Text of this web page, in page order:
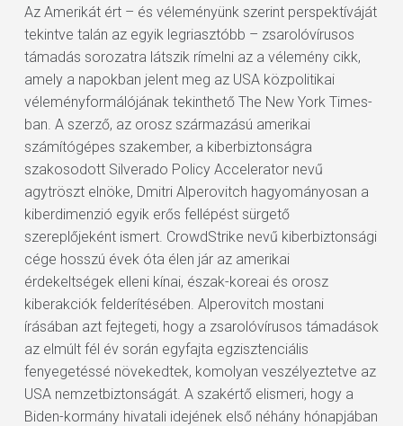
Az Amerikát ért – és véleményünk szerint perspektíváját
tekintve talán az egyik legriasztóbb – zsarolóvírusos
támadás sorozatra látszik rímelni az a vélemény cikk,
amely a napokban jelent meg az USA közpolitikai
véleményformálójának tekinthető The New York Times-
ban. A szerző, az orosz származású amerikai
számítógépes szakember, a kiberbiztonságra
szakosodott Silverado Policy Accelerator nevű
agytröszt elnöke, Dmitri Alperovitch hagyományosan a
kiberdimenzió egyik erős fellépést sürgető
szereplőjeként ismert. CrowdStrike nevű kiberbiztonsági
cége hosszú évek óta élen jár az amerikai
érdekeltségek elleni kínai, észak-koreai és orosz
kiberakciók felderítésében. Alperovitch mostani
írásában azt fejtegeti, hogy a zsarolóvírusos támadások
az elmúlt fél év során egyfajta egzisztenciális
fenyegetéssé növekedtek, komolyan veszélyeztetve az
USA nemzetbiztonságát. A szakértő elismeri, hogy a
Biden-kormány hivatali idejének első néhány hónapjában